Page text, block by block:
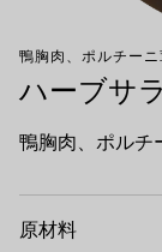
鴨胸肉、ポルチー
ハーブサ
鴨胸肉、ポルチ
原材料